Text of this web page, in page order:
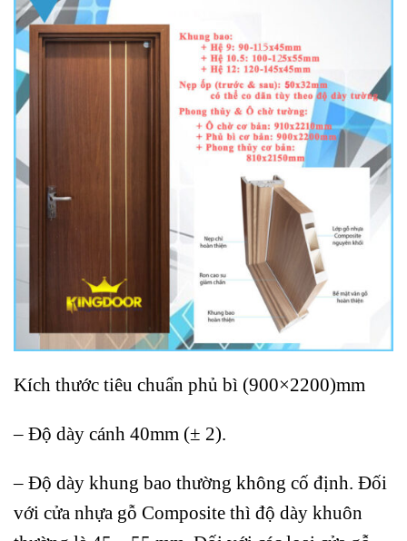
Kích thước tiêu chuẩn phủ bì (900×2200)mm
– Độ dày cánh 40mm (± 2).
– Độ dày khung bao thường không cố định. Đối
với cửa nhựa gỗ Composite thì độ dày khuôn